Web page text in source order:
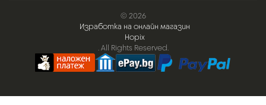
© 2026
Изработка на онлайн магазин
Hopix
. All Rights Reserved.